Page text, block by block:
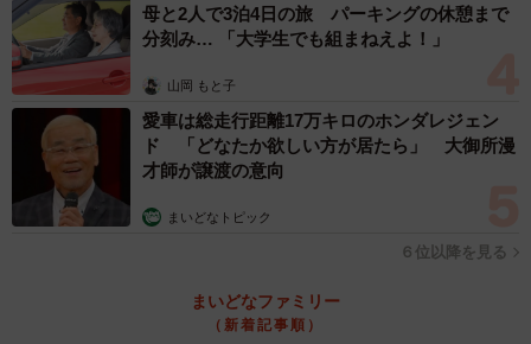
真夜中だが、まさに「青天のへきれき」だった。そこか
らは怒濤の質問攻め。「なんで市長になりたいの？」「費
用はどうやって工面するの」…。それでも高島氏のビジョ
ンと熱い気持ちに、両親も応援すると決めた。時間は午前
３時近くになっていた。その後、高島氏と二人の弟は朝ま
で寝ないで選挙のプランを練っていたという。
母と2人で3泊4日の旅 パーキングの休憩まで
分刻み… 「大学生でも組まねえよ！」
山岡 もと子
愛車は総走行距離17万キロのホンダレジェン
ド 「どなたか欲しい方が居たら」 大御所漫
才師が譲渡の意向
まいどなトピック
６位以降を見る
まいどなファミリー
（新着記事順）